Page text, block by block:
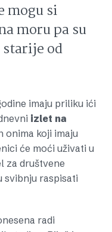
mogu si
moru pa su
od
imaju priliku ići
izlet na
onima koji imaju
će moći uživati u
za društvene
svibnju raspisati
radi